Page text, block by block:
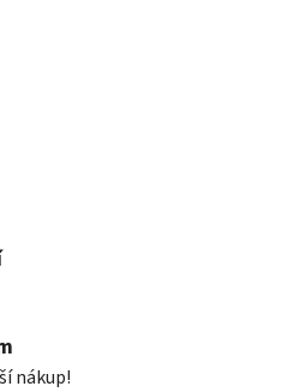
nákup!